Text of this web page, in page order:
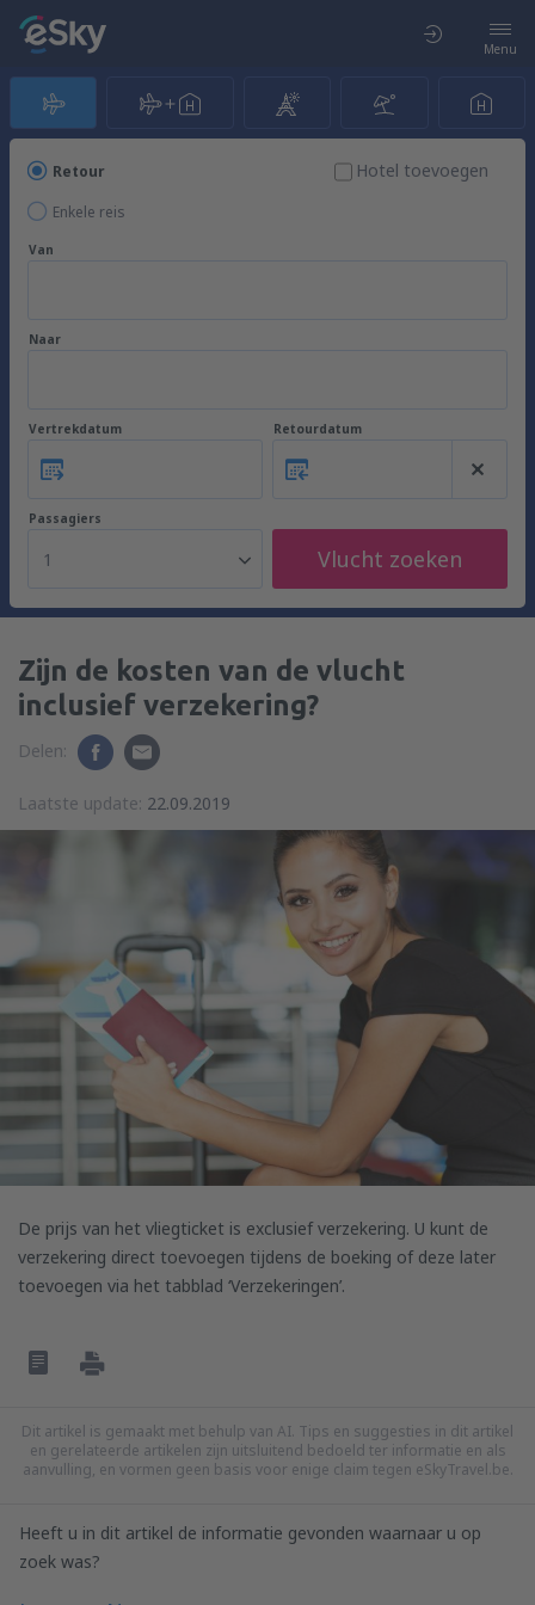
Menu
Retour
Enkele reis
Hotel toevoegen
Van
Naar
Vertrekdatum Retourdatum
Passagiers
1 Vlucht zoeken
Zijn de kosten van de vlucht
inclusief verzekering?
Delen:
Laatste update: 22.09.2019
De prijs van het vliegticket is exclusief verzekering. U kunt de
verzekering direct toevoegen tijdens de boeking of deze later
toevoegen via het tabblad ‘Verzekeringen’.
Dit artikel is gemaakt met behulp van AI. Tips en suggesties in dit artikel
en gerelateerde artikelen zijn uitsluitend bedoeld ter informatie en als
aanvulling, en vormen geen basis voor enige claim tegen eSkyTravel.be.
Heeft u in dit artikel de informatie gevonden waarnaar u op
zoek was?